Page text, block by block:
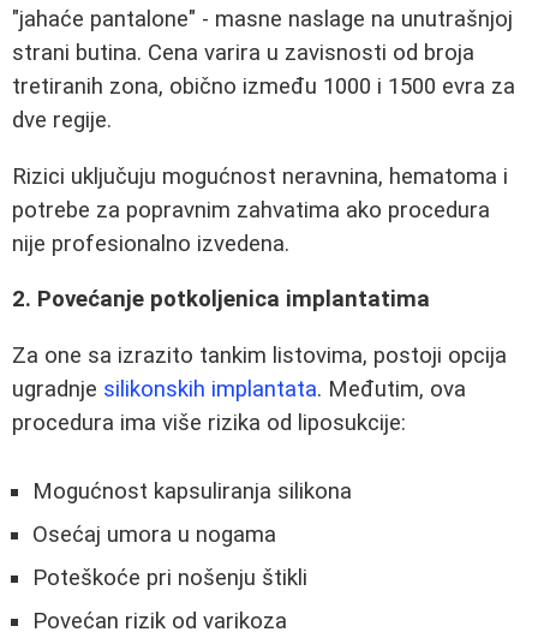
"jahaće pantalone" - masne naslage na unutrašnjoj
strani butina. Cena varira u zavisnosti od broja
tretiranih zona, obično između 1000 i 1500 evra za
dve regije.
Rizici uključuju mogućnost neravnina, hematoma i
potrebe za popravnim zahvatima ako procedura
nije profesionalno izvedena.
2. Povećanje potkoljenica implantatima
Za one sa izrazito tankim listovima, postoji opcija
ugradnje silikonskih implantata. Međutim, ova
procedura ima više rizika od liposukcije:
Mogućnost kapsuliranja silikona
Osećaj umora u nogama
Poteškoće pri nošenju štikli
Povećan rizik od varikoza